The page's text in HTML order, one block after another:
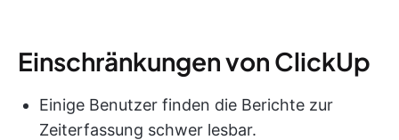
Einschränkungen von ClickUp
Einige Benutzer finden die Berichte zur
Zeiterfassung schwer lesbar.